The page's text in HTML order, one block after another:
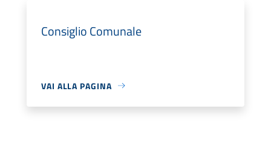
Consiglio Comunale
VAI ALLA PAGINA